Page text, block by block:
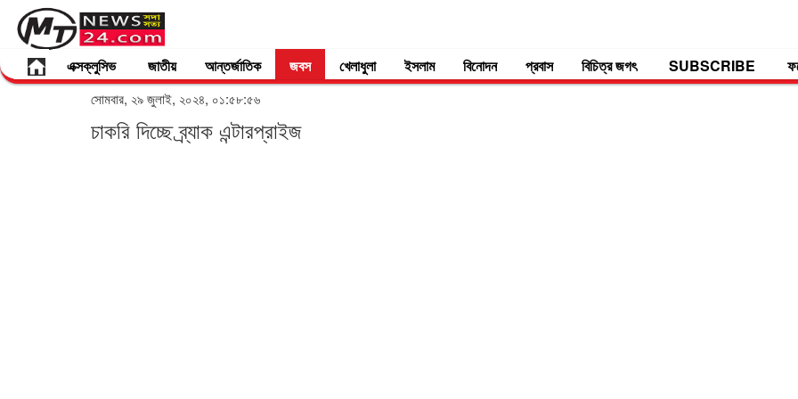
এক্সক্লুসিভ জাতীয় আন্তর্জাতিক জবস খেলাধুলা ইসলাম বিনোদন প্রবাস বিচিত্র জগৎ SUBSCRIBE
সোমবার, ২৯ জুলাই, ২০২৪, ০১:৫৮:৫৬
চাকরি দিচ্ছে ব্র্যাক এন্টারপ্রাইজ